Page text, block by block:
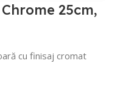
25cm,
cu finisaj cromat